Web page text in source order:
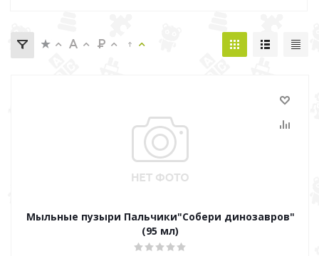
Мыльные пузыри Пальчики"Собери динозавров"
(95 мл)